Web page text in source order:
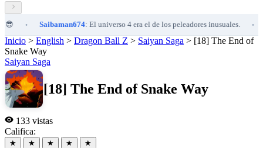
• Saibaman674: El universo 4 era el de los peleadores inusuales. •
Inicio > English > Dragon Ball Z > Saiyan Saga > [18] The End of
Snake Way
Saiyan Saga
[18] The End of Snake Way
133 vistas
Califica:
★ ★ ★ ★ ★